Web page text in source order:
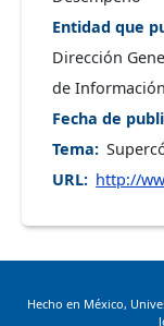
Entidad que
Dirección
de
Fecha de
Tema
URL
http://
Hecho en México,